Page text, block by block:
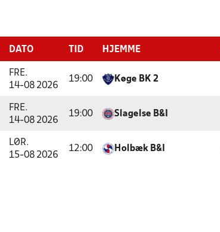
DATO TID HJEMME
FRE.
14-08 2026
19:00 Køge BK 2
FRE.
14-08 2026
19:00 Slagelse B&I
LØR.
15-08 2026
12:00 Holbæk B&I